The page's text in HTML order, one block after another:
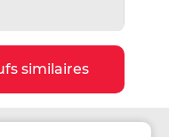
similaires